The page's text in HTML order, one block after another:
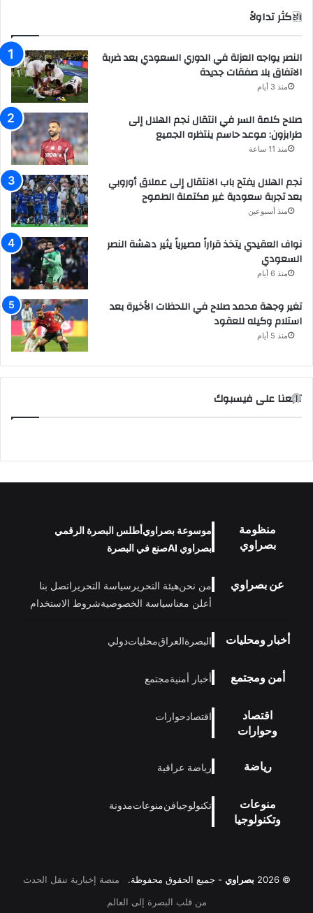
الاكثر تداولاً
النصر يواجه العزلة في الدوري السعودي بعد ضربة
الاتفاق بلا صفقات جديدة
منذ 3 أيام
صلاح كلمة السر في انتقال نجم الهلال إلى
طرابزون: موعد حاسم ينتظره الجميع
منذ 11 ساعة
نجم الهلال يفتح باب الانتقال إلى عملاق أوروبي
بعد تجربة سعودية غير مكتملة الطموح
منذ أسبوعين
نواف العقيدي يتخذ قراراً مصيرياً يثير دهشة النصر
السعودي
منذ 6 أيام
تغير وجهة محمد صلاح في اللحظات الأخيرة بعد
استلام وكيله للعقود
منذ 5 أيام
تابعنا على فيسبوك
منظومة
بصراوي
موسوعة بصراويأطلس البصرة الرقمي
بصراوي AI
صنع في البصرة
عن بصراوي من نحنهيئة التحرير سياسة التحرير اتصل بنا
أعلن معناسياسة الخصوصيةشروط الاستخدام
أخبار ومحليات البصرةالعراقمحلياتدولي
أمن ومجتمع أخبار أمنيةمجتمع
اقتصاد
وحوارات
اقتصادحوارات
رياضة رياضة عراقية
منوعات
وتكنولوجيا
تكنولوجيافنمنوعاتمدونة
© 2026 بصراوي - جميع الحقوق محفوظة.
منصة إخبارية تنقل الحدث
من قلب البصرة إلى العالم